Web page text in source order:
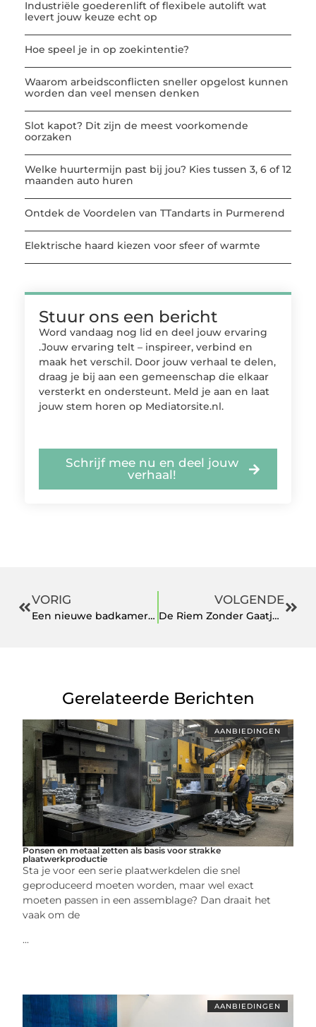
Industriële goederenlift of flexibele autolift wat
levert jouw keuze echt op
Hoe speel je in op zoekintentie?
Waarom arbeidsconflicten sneller opgelost kunnen
worden dan veel mensen denken
Slot kapot? Dit zijn de meest voorkomende
oorzaken
Welke huurtermijn past bij jou? Kies tussen 3, 6 of 12
maanden auto huren
Ontdek de Voordelen van TTandarts in Purmerend
Elektrische haard kiezen voor sfeer of warmte
Stuur ons een bericht
Word vandaag nog lid en deel jouw ervaring
.Jouw ervaring telt – inspireer, verbind en
maak het verschil. Door jouw verhaal te delen,
draag je bij aan een gemeenschap die elkaar
versterkt en ondersteunt. Meld je aan en laat
jouw stem horen op Mediatorsite.nl.
Schrijf mee nu en deel jouw
verhaal!
VORIG
Een nieuwe badkamer uitkiezen met een badkamerspecialist in Haarlem
VOLGENDE
De Riem Zonder Gaatjes: De Toekomst van Comfort en Stijl
Gerelateerde Berichten
AANBIEDINGEN
Ponsen en metaal zetten als basis voor strakke
plaatwerkproductie
Sta je voor een serie plaatwerkdelen die snel
geproduceerd moeten worden, maar wel exact
moeten passen in een assemblage? Dan draait het
vaak om de
...
AANBIEDINGEN